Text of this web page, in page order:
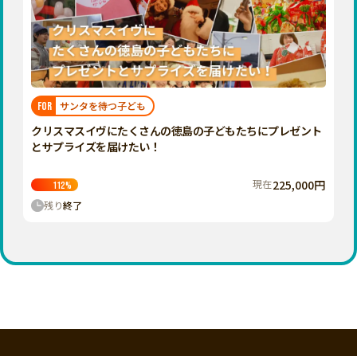
関東
茨城
栃木
群馬
千葉
神奈川
石川
鳥取 島根 岡山 広島 山口
四国
徳島 香川 愛媛 高知
九州・沖縄
福岡 佐賀 長崎
宮崎
鹿児島 沖縄
FOR サンタを待つ子ども
クリスマスイヴにたくさんの徳島の子どもたちにプレゼント
とサプライズを届けたい！
112% 現在225,000円
残り終了